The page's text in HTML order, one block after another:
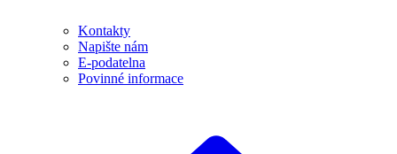
Kontakty
Napište nám
E-podatelna
Povinné informace